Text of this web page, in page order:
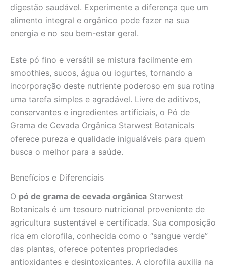
digestão saudável. Experimente a diferença que um
alimento integral e orgânico pode fazer na sua
energia e no seu bem-estar geral.
Este pó fino e versátil se mistura facilmente em
smoothies, sucos, água ou iogurtes, tornando a
incorporação deste nutriente poderoso em sua rotina
uma tarefa simples e agradável. Livre de aditivos,
conservantes e ingredientes artificiais, o Pó de
Grama de Cevada Orgânica Starwest Botanicals
oferece pureza e qualidade inigualáveis para quem
busca o melhor para a saúde.
Benefícios e Diferenciais
O pó de grama de cevada orgânica Starwest
Botanicals é um tesouro nutricional proveniente de
agricultura sustentável e certificada. Sua composição
rica em clorofila, conhecida como o “sangue verde”
das plantas, oferece potentes propriedades
antioxidantes e desintoxicantes. A clorofila auxilia na